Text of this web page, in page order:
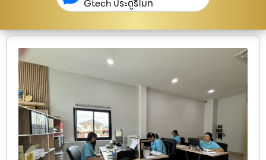
Gtech ประตูรีโมท